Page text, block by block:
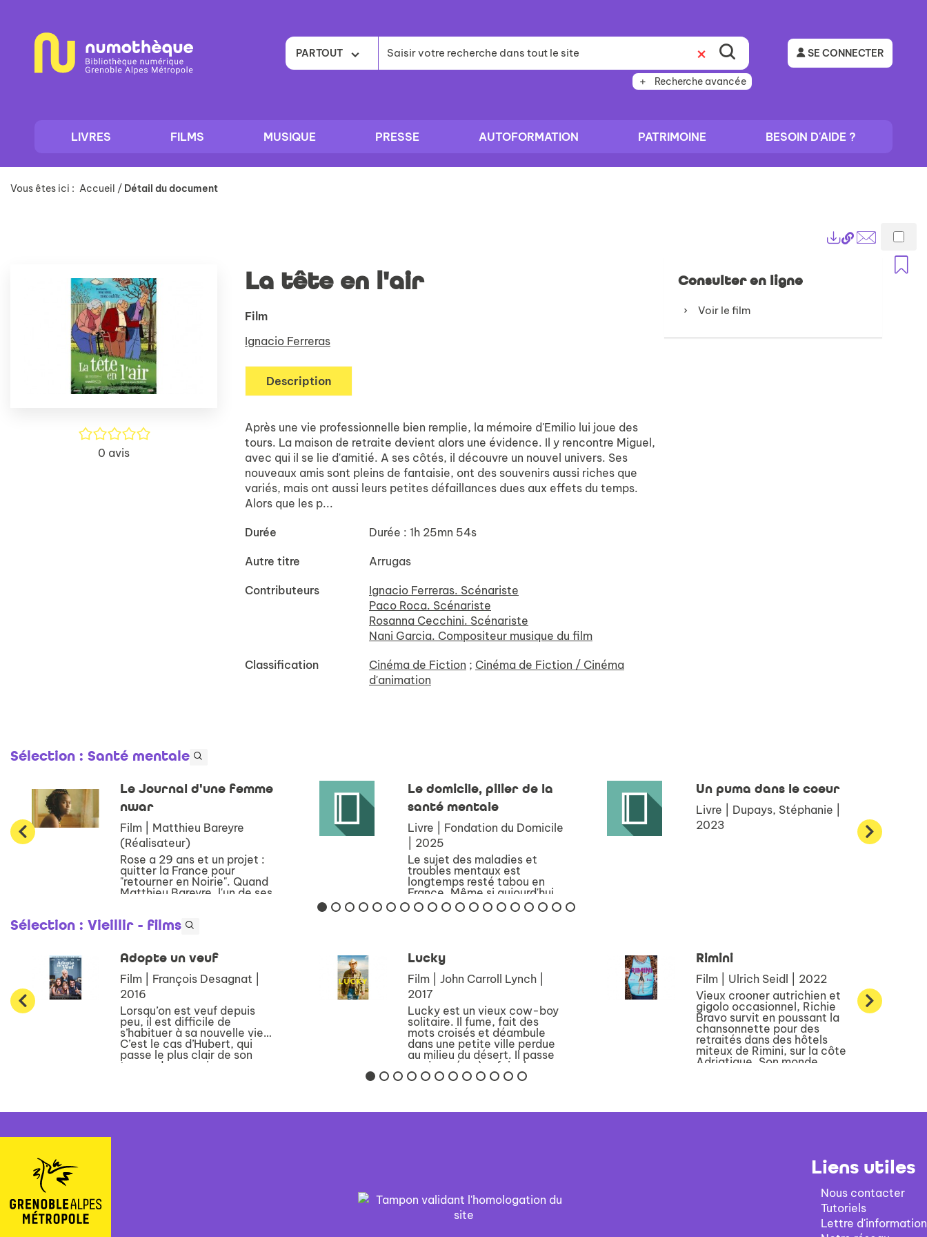
contenu
PARTOUT
Recherche avancée
SE CONNECTER
LIVRES FILMS MUSIQUE PRESSE AUTOFORMATION PATRIMOINE BESOIN D'AIDE ?
Vous êtes ici : Accueil / Détail du document
Lien
permanent
(Nouvelle
Envoyer
/5
0 avis
La tête en l'air
Film
Ignacio Ferreras
Description
Après une vie professionnelle bien remplie, la mémoire d'Emilio lui joue des
tours. La maison de retraite devient alors une évidence. Il y rencontre Miguel,
avec qui il se lie d'amitié. A ses côtés, il découvre un nouvel univers. Ses
nouveaux amis sont pleins de fantaisie, ont des souvenirs aussi riches que
variés, mais ont aussi leurs petites défaillances dues aux effets du temps.
Alors que les p...
Durée Durée : 1h 25mn 54s
Autre titre Arrugas
Contributeurs
Ignacio Ferreras. Scénariste
Paco Roca. Scénariste
Rosanna Cecchini. Scénariste
Nani Garcia. Compositeur musique du film
Classification Cinéma de Fiction ; Cinéma de Fiction / Cinéma
d'animation
Consulter en ligne
Voir le film
Sélection : Santé mentale
Le Journal d'une femme
nwar
Film | Matthieu Bareyre
(Réalisateur)
Rose a 29 ans et un projet :
quitter la France pour
"retourner en Noirie". Quand
Matthieu Bareyre, l'un de ses
elle inspiré de son journal
Le domicile, pilier de la
santé mentale
Livre | Fondation du Domicile
| 2025
Le sujet des maladies et
troubles mentaux est
longtemps resté tabou en
France. Même si aujourd'hui,
la parole tend à se libérer
dans le débat public sur ces
Un puma dans le coeur
Livre | Dupays, Stéphanie |
2023
Sélection : Vieillir - films
Adopte un veuf
Film | François Desagnat |
2016
Lorsqu’on est veuf depuis
peu, il est difficile de
s’habituer à sa nouvelle vie…
C’est le cas d’Hubert, qui
passe le plus clair de son
temps dans son immense
Lucky
Film | John Carroll Lynch |
2017
Lucky est un vieux cow-boy
solitaire. Il fume, fait des
mots croisés et déambule
dans une petite ville perdue
au milieu du désert. Il passe
ses journées à refaire le
monde avec les habitants du
Rimini
Film | Ulrich Seidl | 2022
Vieux crooner autrichien et
gigolo occasionnel, Richie
Bravo survit en poussant la
chansonnette pour des
retraités dans des hôtels
miteux de Rimini, sur la côte
Adriatique. Son monde
Liens utiles
Nous contacter
Tutoriels
Lettre d'information